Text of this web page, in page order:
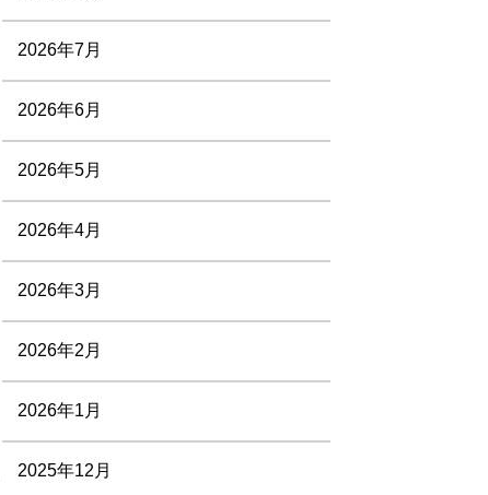
2026年7月
2026年6月
2026年5月
2026年4月
2026年3月
2026年2月
2026年1月
2025年12月